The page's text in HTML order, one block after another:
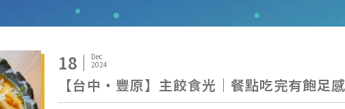
18
Dec
2024
【台中‧豐原】主餃食光｜餐點吃完有飽足